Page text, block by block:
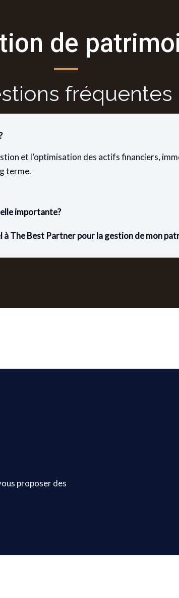
de
fréquentes
et l’optimisation des actifs financiers,
terme.
importante?
à The Best Partner pour la gestion de mon
proposer des